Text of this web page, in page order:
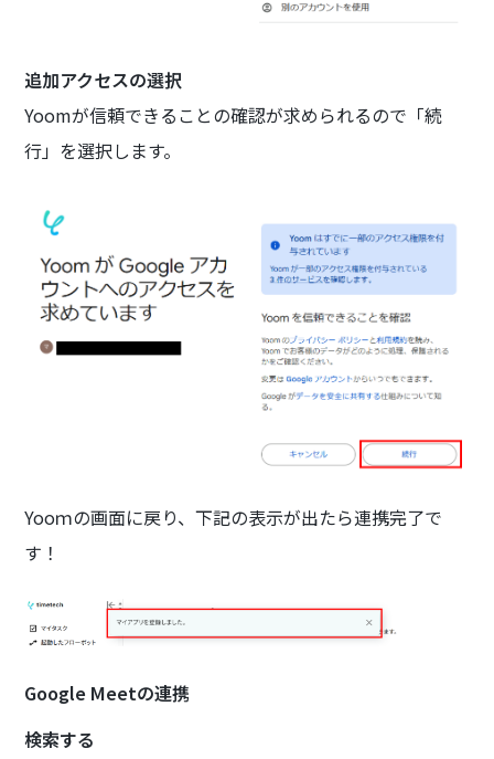
追加アクセスの選択
Yoomが信頼できることの確認が求められるので「続
行」を選択します。
Yooｍの画面に戻り、下記の表示が出たら連携完了で
す！
Google Meetの連携
検索する